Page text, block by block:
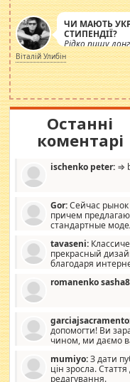
ЧИ МАЮТЬ
СТИПЕНДІЇ?
Рідко пишу
просто
навколо
роздувається
Віталій Улибін
Останні
коментарі
ischenko peter: ⇒
Gor:Сейчас
причем
стандартные
стандартные формы, в
со вкусом все в
мебель, а это не
tavaseni:
прекрасный
благодаря
romanenko
допомогти! Ви
чином, ми даємо
допомагати людям, які
заслуговує на другий
mumiyo:З дати
цін зросла.
редагування.